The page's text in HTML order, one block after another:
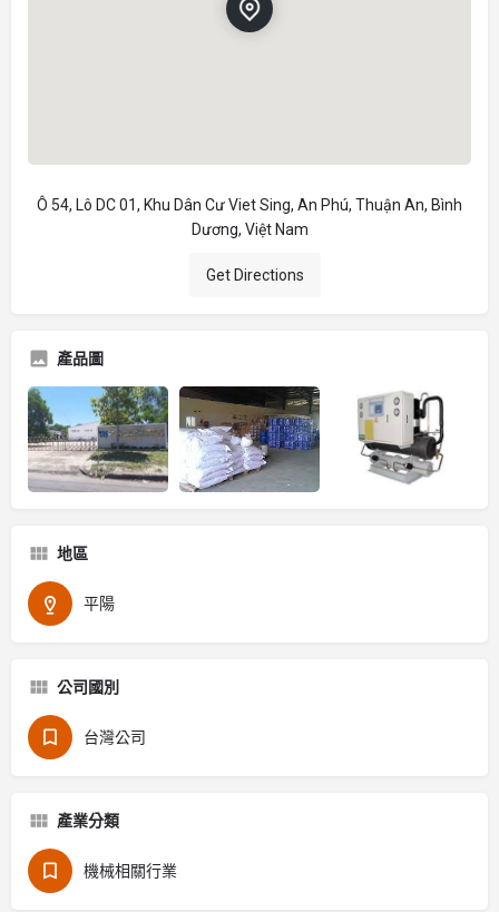
Ô 54, Lô DC 01, Khu Dân Cư Viet Sing, An Phú, Thuận An, Bình
Dương, Việt Nam
Get Directions
產品圖
地區
平陽
公司國別
台灣公司
產業分類
機械相關行業